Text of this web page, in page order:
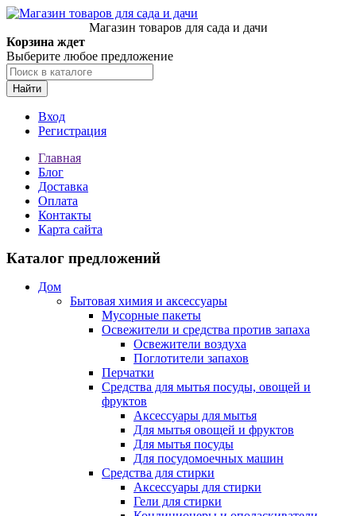
Магазин товаров для сада и дачи
Корзина ждет
Выберите любое предложение
Найти
Вход
Регистрация
Главная
Блог
Доставка
Оплата
Контакты
Карта сайта
Каталог предложений
Дом
Бытовая химия и аксессуары
Мусорные пакеты
Освежители и средства против запаха
Освежители воздуха
Поглотители запахов
Перчатки
Средства для мытья посуды, овощей и
фруктов
Аксессуары для мытья
Для мытья овощей и фруктов
Для мытья посуды
Для посудомоечных машин
Средства для стирки
Аксессуары для стирки
Гели для стирки